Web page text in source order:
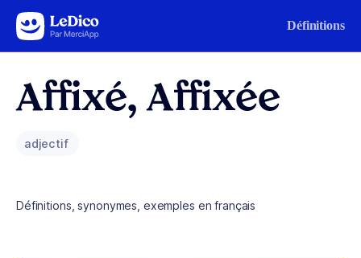
Aller au contenu Définitions
Affixé, Affixée
adjectif
Définitions, synonymes, exemples en français